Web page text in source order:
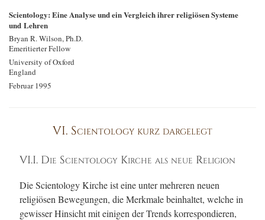
Scientology: Eine Analyse und ein Vergleich ihrer religiösen Systeme
und Lehren
Bryan R. Wilson, Ph.D.
Emeritierter Fellow
University of Oxford
England
Februar 1995
VI. Scientology kurz dargelegt
VI.I. Die Scientology Kirche als neue Religion
Die Scientology Kirche ist eine unter mehreren neuen
religiösen Bewegungen, die Merkmale beinhaltet, welche in
gewisser Hinsicht mit einigen der Trends korrespondieren,